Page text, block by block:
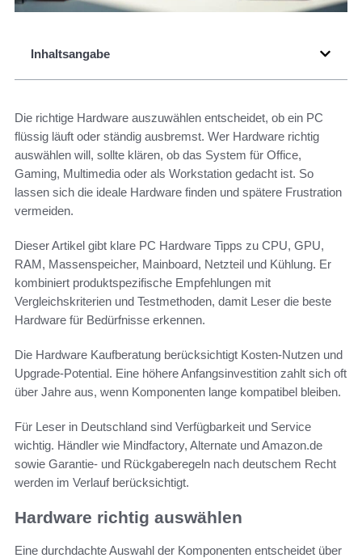
Inhaltsangabe
Die richtige Hardware auszuwählen entscheidet, ob ein PC
flüssig läuft oder ständig ausbremst. Wer Hardware richtig
auswählen will, sollte klären, ob das System für Office,
Gaming, Multimedia oder als Workstation gedacht ist. So
lassen sich die ideale Hardware finden und spätere Frustration
vermeiden.
Dieser Artikel gibt klare PC Hardware Tipps zu CPU, GPU,
RAM, Massenspeicher, Mainboard, Netzteil und Kühlung. Er
kombiniert produktspezifische Empfehlungen mit
Vergleichskriterien und Testmethoden, damit Leser die beste
Hardware für Bedürfnisse erkennen.
Die Hardware Kaufberatung berücksichtigt Kosten-Nutzen und
Upgrade-Potential. Eine höhere Anfangsinvestition zahlt sich oft
über Jahre aus, wenn Komponenten lange kompatibel bleiben.
Für Leser in Deutschland sind Verfügbarkeit und Service
wichtig. Händler wie Mindfactory, Alternate und Amazon.de
sowie Garantie- und Rückgaberegeln nach deutschem Recht
werden im Verlauf berücksichtigt.
Hardware richtig auswählen
Eine durchdachte Auswahl der Komponenten entscheidet über